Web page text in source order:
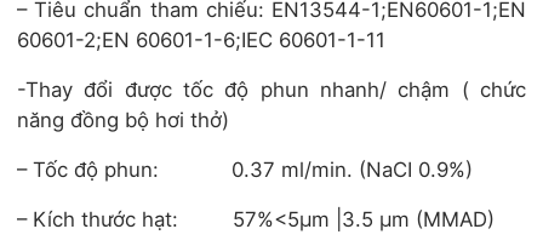
– Tiêu chuẩn tham chiếu: EN13544-1;EN60601-1;EN
60601-2;EN 60601-1-6;IEC 60601-1-11
-Thay đổi được tốc độ phun nhanh/ chậm ( chức
năng đồng bộ hơi thở)
– Tốc độ phun: 0.37 ml/min. (NaCI 0.9%)
– Kích thước hạt: 57%<5μm |3.5 μm (MMAD)